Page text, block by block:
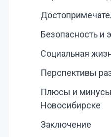
Безопасность и
Социальная
Перспективы
Плюсы и
Новосибирске
Заключение